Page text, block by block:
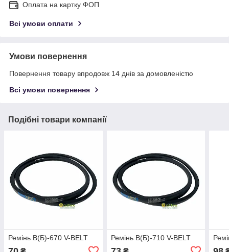
Оплата на картку ФОП
Всі умови оплати
Умови повернення
Повернення товару впродовж 14 днів за домовленістю
Всі умови повернення
Подібні товари компанії
Ремінь В(Б)-670 V-BELT Ремінь В(Б)-710 V-BELT